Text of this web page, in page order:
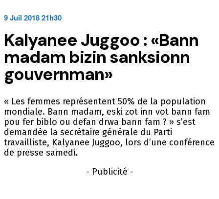
9 Juil 2018 21h30
Kalyanee Juggoo : «Bann
madam bizin sanksionn
gouvernman»
« Les femmes représentent 50% de la population
mondiale. Bann madam, eski zot inn vot bann fam
pou fer biblo ou defan drwa bann fam ? » s’est
demandée la secrétaire générale du Parti
travailliste, Kalyanee Juggoo, lors d’une conférence
de presse samedi.
- Publicité -